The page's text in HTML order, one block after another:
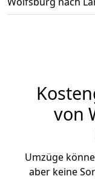
von
Umzüge
aber keine